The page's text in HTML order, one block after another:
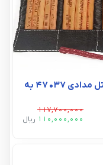
مداد پاستل 36 رنگ کرتاکالر مدل پاستل مدادی 47037 به
117,700,000
110,000,000 ريال